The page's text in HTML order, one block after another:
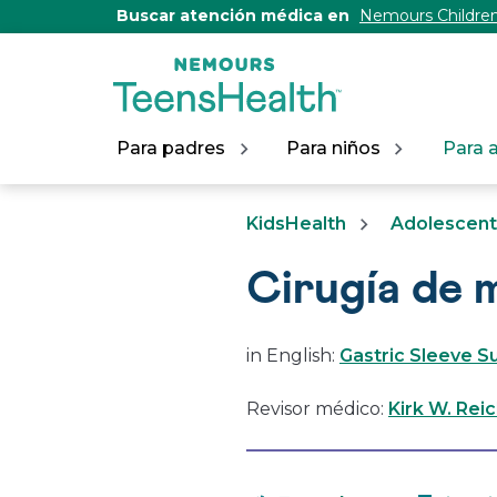
Buscar atención médica en Nemours
Para padres Para niños Para
KidsHealth
Cirugía de
in English: Gastric Sleeve
Revisor médico: Kirk W.